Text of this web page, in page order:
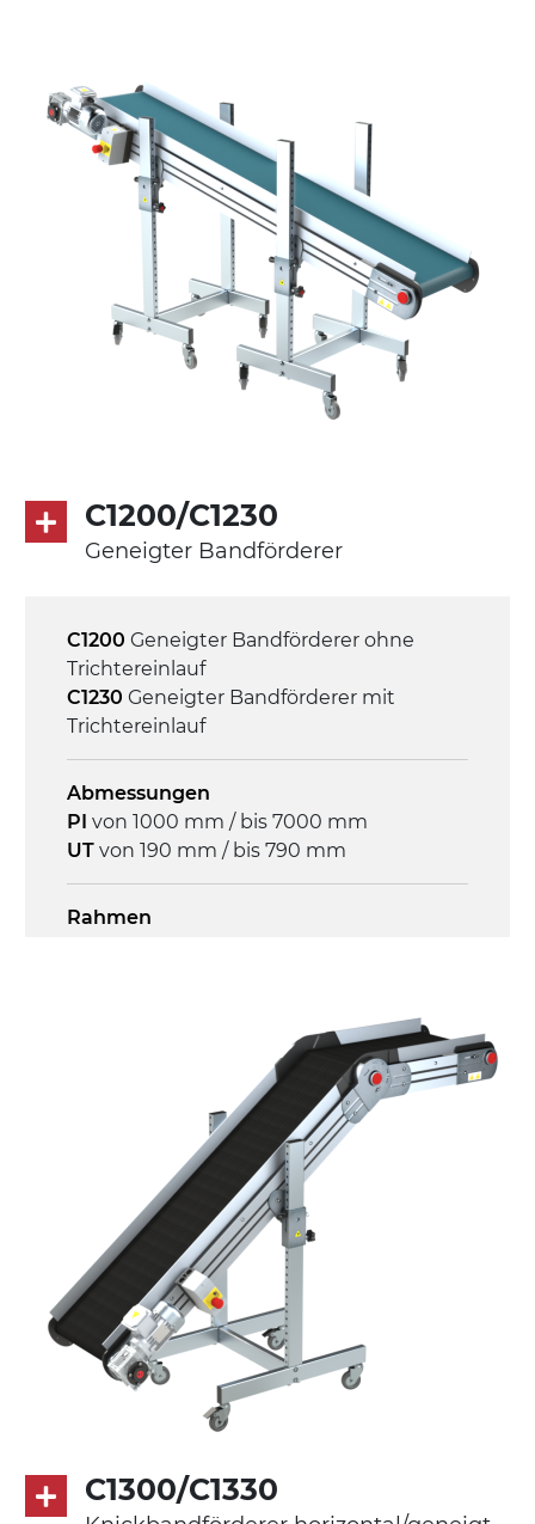
ausziehbare Elemente aus
druckgegossener Alu-Legierung, Beine
aus verzinktem Metallrohr, Stellfüße
Förderfläche
PU Oberfläche in Mattblau
Antrieb
direkt, Zug (linke Seite), 3-phasiger
Asynchronmotor für Mehrfachspannung
3,4 m/Minute
Steuerung
C1200/C1230
Geneigter Bandförderer
C1200 Geneigter Bandförderer ohne
Trichtereinlauf
C1230 Geneigter Bandförderer mit
Trichtereinlauf
Abmessungen
PI von 1000 mm / bis 7000 mm
UT von 190 mm / bis 790 mm
Rahmen
Stranggepresste Profile aus eloxierter
ausziehbare Elemente mit Scharnieren
aus druckgegossener Alu-Legierung,
Beine aus verzinktem Metallrohr,
Schwenkräder mit/ohne Bremse (2+2)
Förderfläche
PVC Oberfläche viereckig in Petrolgrün
Antrieb
direkt, Zug (linke Seite), 3-phasiger
C1300/C1330